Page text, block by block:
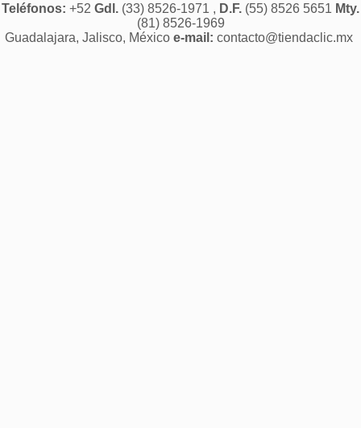
Teléfonos: +52 Gdl. (33) 8526-1971 , D.F. (55) 8526 5651 Mty.
(81) 8526-1969
Guadalajara, Jalisco, México e-mail: contacto@tiendaclic.mx